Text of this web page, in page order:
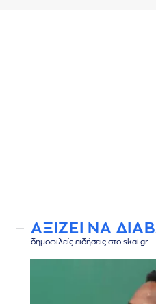
ΑΞΙΖΕΙ ΝΑ
δημοφιλείς ειδήσεις στο skai.gr